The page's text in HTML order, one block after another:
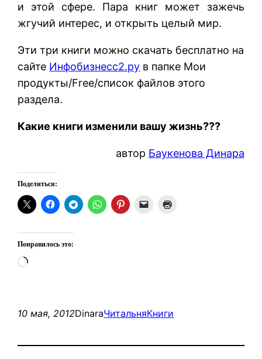
и этой сфере. Пара книг может зажечь
жгучий интерес, и открыть целый мир.
Эти три книги можно скачать бесплатно на
сайте Инфобизнесс2.ру в папке Мои
продукты/Free/список файлов этого
раздела.
Какие книги изменили вашу жизнь???
автор Баукенова Динара
Поделиться:
Понравилось это:
Загрузка…
10 мая, 2012DinaraЧитальняКниги